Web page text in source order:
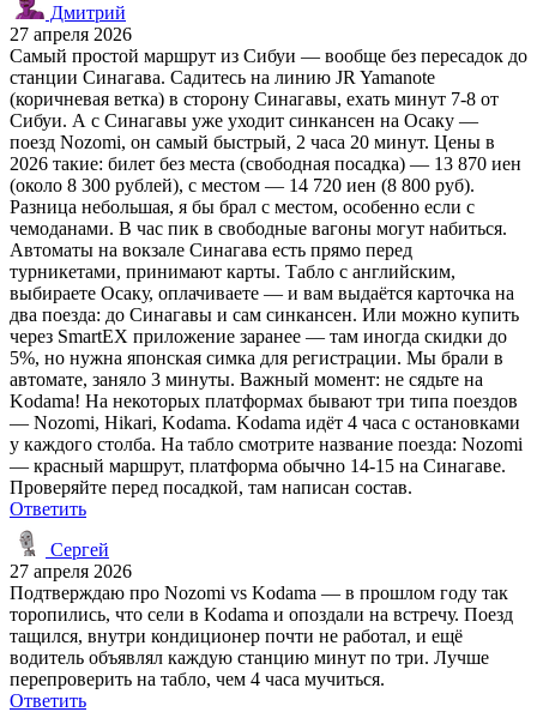
Дмитрий
27 апреля 2026
Самый простой маршрут из Сибуи — вообще без пересадок до
станции Синагава. Садитесь на линию JR Yamanote
(коричневая ветка) в сторону Синагавы, ехать минут 7-8 от
Сибуи. А с Синагавы уже уходит синкансен на Осаку —
поезд Nozomi, он самый быстрый, 2 часа 20 минут. Цены в
2026 такие: билет без места (свободная посадка) — 13 870 иен
(около 8 300 рублей), с местом — 14 720 иен (8 800 руб).
Разница небольшая, я бы брал с местом, особенно если с
чемоданами. В час пик в свободные вагоны могут набиться.
Автоматы на вокзале Синагава есть прямо перед
турникетами, принимают карты. Табло с английским,
выбираете Осаку, оплачиваете — и вам выдаётся карточка на
два поезда: до Синагавы и сам синкансен. Или можно купить
через SmartEX приложение заранее — там иногда скидки до
5%, но нужна японская симка для регистрации. Мы брали в
автомате, заняло 3 минуты. Важный момент: не сядьте на
Kodama! На некоторых платформах бывают три типа поездов
— Nozomi, Hikari, Kodama. Kodama идёт 4 часа с остановками
у каждого столба. На табло смотрите название поезда: Nozomi
— красный маршрут, платформа обычно 14-15 на Синагаве.
Проверяйте перед посадкой, там написан состав.
Ответить
Сергей
27 апреля 2026
Подтверждаю про Nozomi vs Kodama — в прошлом году так
торопились, что сели в Kodama и опоздали на встречу. Поезд
тащился, внутри кондиционер почти не работал, и ещё
водитель объявлял каждую станцию минут по три. Лучше
перепроверить на табло, чем 4 часа мучиться.
Ответить